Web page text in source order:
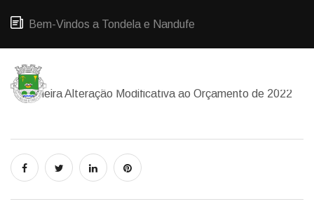
Bem-Vindos a Tondela e Nandufe
Primeira Alteração Modificativa ao Orçamento de 2022